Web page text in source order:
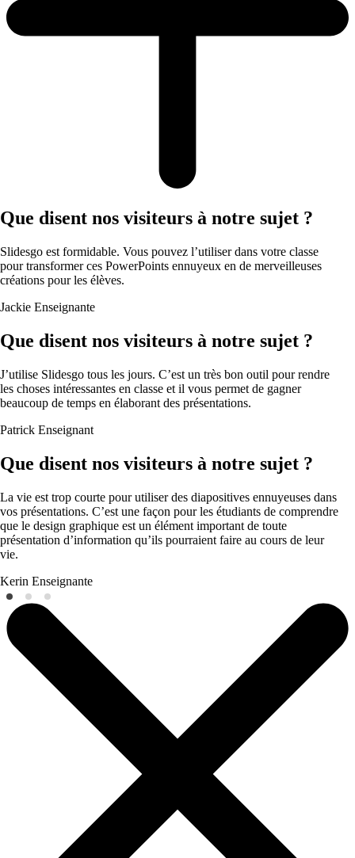
Que disent nos visiteurs à notre sujet ?
Slidesgo est formidable. Vous pouvez l’utiliser dans votre classe
pour transformer ces PowerPoints ennuyeux en de merveilleuses
créations pour les élèves.
Jackie Enseignante
Que disent nos visiteurs à notre sujet ?
J’utilise Slidesgo tous les jours. C’est un très bon outil pour rendre
les choses intéressantes en classe et il vous permet de gagner
beaucoup de temps en élaborant des présentations.
Patrick Enseignant
Que disent nos visiteurs à notre sujet ?
La vie est trop courte pour utiliser des diapositives ennuyeuses dans
vos présentations. C’est une façon pour les étudiants de comprendre
que le design graphique est un élément important de toute
présentation d’information qu’ils pourraient faire au cours de leur
vie.
Kerin Enseignante